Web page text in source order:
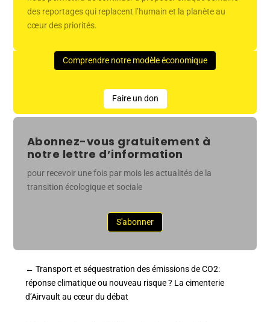
des reportages qui replacent l’humain et la planète au
cœur des priorités.
Comprendre notre modèle économique
Faire un don
Abonnez-vous gratuitement à
notre lettre d’information
pour recevoir une fois par mois les actualités de la
transition écologique et sociale
S'abonner
←Transport et séquestration des émissions de CO2:
réponse climatique ou nouveau risque ? La cimenterie
d’Airvault au cœur du débat